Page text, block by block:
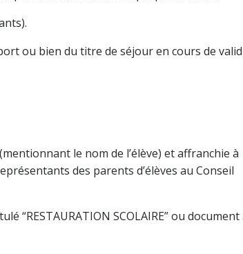
ou bien du titre de séjour en cours de
le nom de l’élève) et affranchie à
des parents d’élèves au Conseil
“RESTAURATION SCOLAIRE” ou document